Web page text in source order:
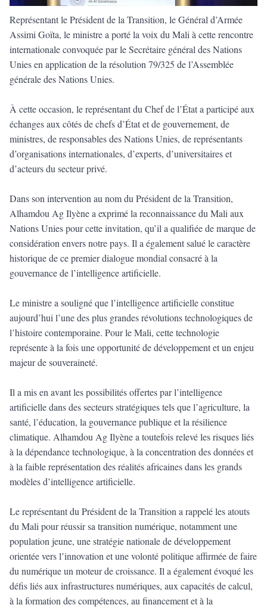
Représentant le Président de la Transition, le Général d’Armée
Assimi Goïta, le ministre a porté la voix du Mali à cette rencontre
internationale convoquée par le Secrétaire général des Nations
Unies en application de la résolution 79/325 de l’Assemblée
générale des Nations Unies.
À cette occasion, le représentant du Chef de l’État a participé aux
échanges aux côtés de chefs d’État et de gouvernement, de
ministres, de responsables des Nations Unies, de représentants
d’organisations internationales, d’experts, d’universitaires et
d’acteurs du secteur privé.
Dans son intervention au nom du Président de la Transition,
Alhamdou Ag Ilyène a exprimé la reconnaissance du Mali aux
Nations Unies pour cette invitation, qu’il a qualifiée de marque de
considération envers notre pays. Il a également salué le caractère
historique de ce premier dialogue mondial consacré à la
gouvernance de l’intelligence artificielle.
Le ministre a souligné que l’intelligence artificielle constitue
aujourd’hui l’une des plus grandes révolutions technologiques de
l’histoire contemporaine. Pour le Mali, cette technologie
représente à la fois une opportunité de développement et un enjeu
majeur de souveraineté.
Il a mis en avant les possibilités offertes par l’intelligence
artificielle dans des secteurs stratégiques tels que l’agriculture, la
santé, l’éducation, la gouvernance publique et la résilience
climatique. Alhamdou Ag Ilyène a toutefois relevé les risques liés
à la dépendance technologique, à la concentration des données et
à la faible représentation des réalités africaines dans les grands
modèles d’intelligence artificielle.
Le représentant du Président de la Transition a rappelé les atouts
du Mali pour réussir sa transition numérique, notamment une
population jeune, une stratégie nationale de développement
orientée vers l’innovation et une volonté politique affirmée de faire
du numérique un moteur de croissance. Il a également évoqué les
défis liés aux infrastructures numériques, aux capacités de calcul,
à la formation des compétences, au financement et à la